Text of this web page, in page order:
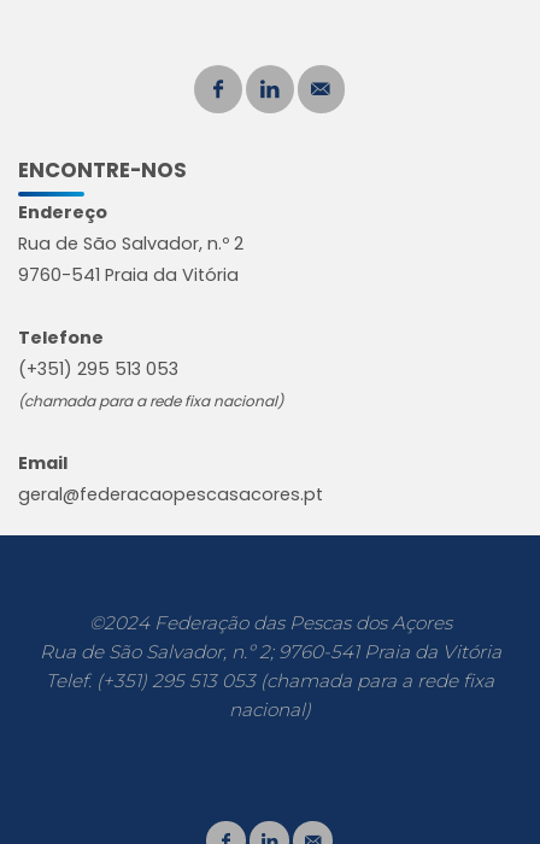
ENCONTRE-NOS
Endereço
Rua de São Salvador, n.º 2
9760-541 Praia da Vitória
Telefone
(+351) 295 513 053
(chamada para a rede fixa nacional)
Email
geral@federacaopescasacores.pt
©2024 Federação das Pescas dos Açores
Rua de São Salvador, n.º 2; 9760-541 Praia da Vitória
Telef. (+351) 295 513 053 (chamada para a rede fixa
nacional)